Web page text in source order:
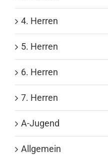
4. Herren
5. Herren
6. Herren
7. Herren
A-Jugend
Allgemein